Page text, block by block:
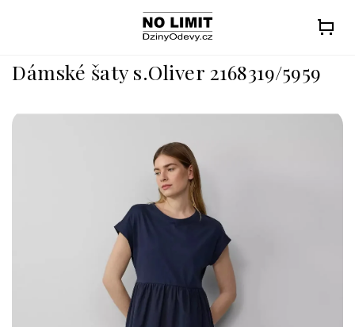
Dámské šaty s.Oliver 2168319/5959